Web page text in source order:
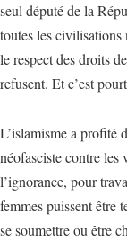
seul député de la
toutes les civilisations
le respect des droits
refusent. Et c’est
L’islamisme a profité
néofasciste contre les
l’ignorance, pour
femmes puissent être
se soumettre ou être